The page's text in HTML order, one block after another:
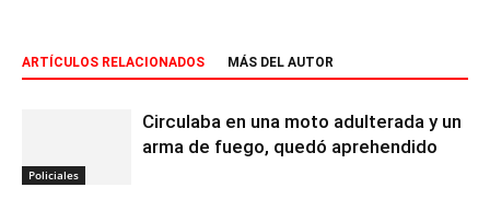
ARTÍCULOS RELACIONADOS MÁS DEL AUTOR
Policiales
Circulaba en una moto adulterada y un
arma de fuego, quedó aprehendido